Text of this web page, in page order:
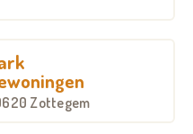
warme sociale
activiteiten
Zottegem